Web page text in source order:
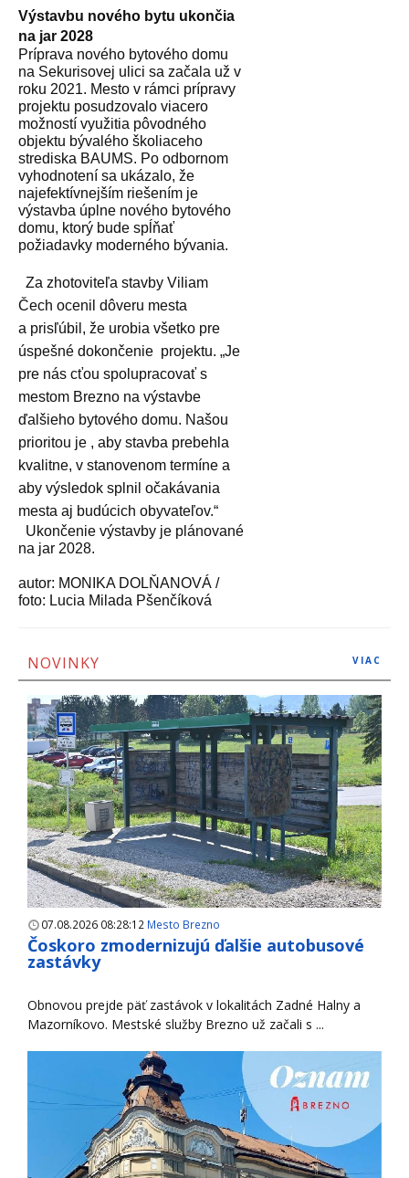
Výstavbu nového bytu ukončia
na jar 2028
Príprava nového bytového domu
na Sekurisovej ulici sa začala už v
roku 2021. Mesto v rámci prípravy
projektu posudzovalo viacero
možností využitia pôvodného
objektu bývalého školiaceho
strediska BAUMS. Po odbornom
vyhodnotení sa ukázalo, že
najefektívnejším riešením je
výstavba úplne nového bytového
domu, ktorý bude spĺňať
požiadavky moderného bývania.
Za zhotoviteľa stavby Viliam
Čech ocenil dôveru mesta
a prisľúbil, že urobia všetko pre
úspešné dokončenie projektu. „Je
pre nás cťou spolupracovať s
mestom Brezno na výstavbe
ďalšieho bytového domu. Našou
prioritou je , aby stavba prebehla
kvalitne, v stanovenom termíne a
aby výsledok splnil očakávania
mesta aj budúcich obyvateľov.“
Ukončenie výstavby je plánované
na jar 2028.
autor: MONIKA DOLŇANOVÁ /
foto: Lucia Milada Pšenčíková
NOVINKY VIAC
07.08.2026 08:28:12 Mesto Brezno
Čoskoro zmodernizujú ďalšie autobusové
zastávky
Obnovou prejde päť zastávok v lokalitách Zadné Halny a
Mazorníkovo. Mestské služby Brezno už začali s ...